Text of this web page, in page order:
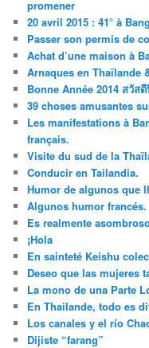
promener
20 avril 2015 : 41° à
Passer son permis de
Achat d’une maison à
Arnaques en Thaïlande
Bonne Année 2014 สวัส
39 choses amusantes
Les manifestations à
français.
Visite du sud de la
Conducir en Tailandia.
Humor de algunos que
Algunos humor francés.
Es realmente
¡Hola
En sainteté Keishu
Deseo que las mujeres
La mono de una Parte
En Thailande, todo es
Los canales y el río
Dijiste “farang”